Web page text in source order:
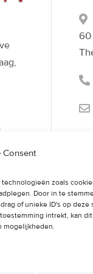
Consent
zoals
Door in te
of unieke ID's op deze
intrekt, kan
mogelijkheden.
en